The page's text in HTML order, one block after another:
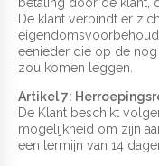
De klant verbindt er
eigendomsvoorbehoud
eenieder die op de
zou komen leggen.
Artikel 7:
De Klant beschikt
mogelijkheid om zijn
een termijn van 14